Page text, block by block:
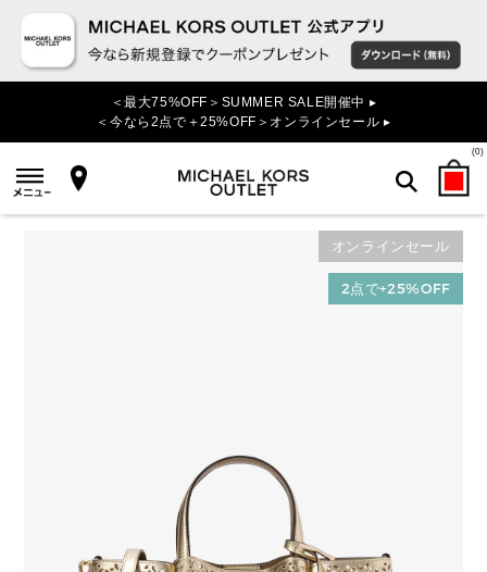
＜最大75%OFF＞SUMMER SALE開催中 ▸
＜今なら2点で＋25%OFF＞オンラインセール ▸
(0)
検索
オンラインセール
2点で+25%OFF